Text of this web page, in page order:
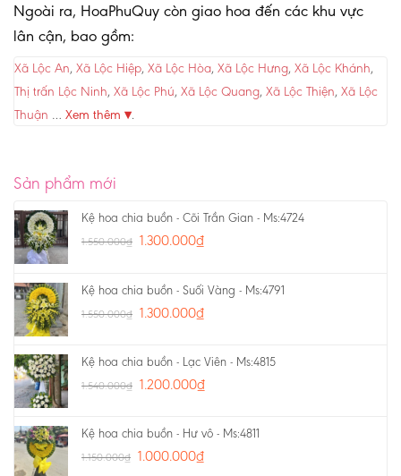
Ngoài ra, HoaPhuQuy còn giao hoa đến các khu vực
lân cận, bao gồm:
Xã Lộc An, Xã Lộc Hiệp, Xã Lộc Hòa, Xã Lộc Hưng, Xã Lộc Khánh,
Thị trấn Lộc Ninh, Xã Lộc Phú, Xã Lộc Quang, Xã Lộc Thiện, Xã Lộc
Thuận … Xem thêm ▾.
Sản phẩm mới
Kệ hoa chia buồn - Cõi Trần Gian - Ms:4724
1.550.000₫ 1.300.000₫
Kệ hoa chia buồn - Suối Vàng - Ms:4791
1.550.000₫ 1.300.000₫
Kệ hoa chia buồn - Lạc Viên - Ms:4815
1.540.000₫ 1.200.000₫
Kệ hoa chia buồn - Hư vô - Ms:4811
1.150.000₫ 1.000.000₫